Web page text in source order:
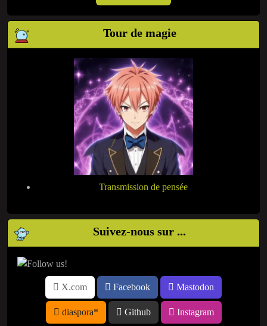
Tour de magie
Transmission de pensée
Suivez-nous sur ...
X.com Facebook Mastodon
diaspora* Github Instagram